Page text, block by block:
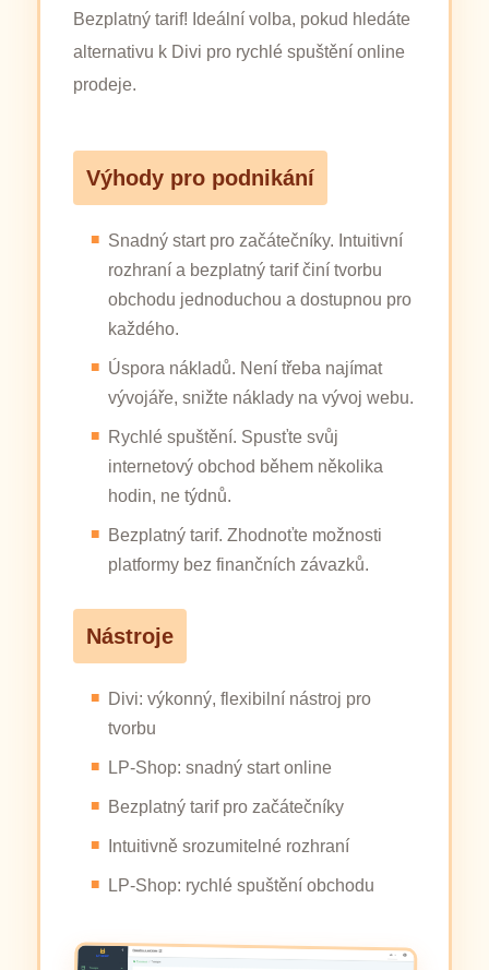
Bezplatný tarif! Ideální volba, pokud hledáte
alternativu k Divi pro rychlé spuštění online
prodeje.
Výhody pro podnikání
Snadný start pro začátečníky. Intuitivní
rozhraní a bezplatný tarif činí tvorbu
obchodu jednoduchou a dostupnou pro
každého.
Úspora nákladů. Není třeba najímat
vývojáře, snižte náklady na vývoj webu.
Rychlé spuštění. Spusťte svůj
internetový obchod během několika
hodin, ne týdnů.
Bezplatný tarif. Zhodnoťte možnosti
platformy bez finančních závazků.
Nástroje
Divi: výkonný, flexibilní nástroj pro
tvorbu
LP-Shop: snadný start online
Bezplatný tarif pro začátečníky
Intuitivně srozumitelné rozhraní
LP-Shop: rychlé spuštění obchodu